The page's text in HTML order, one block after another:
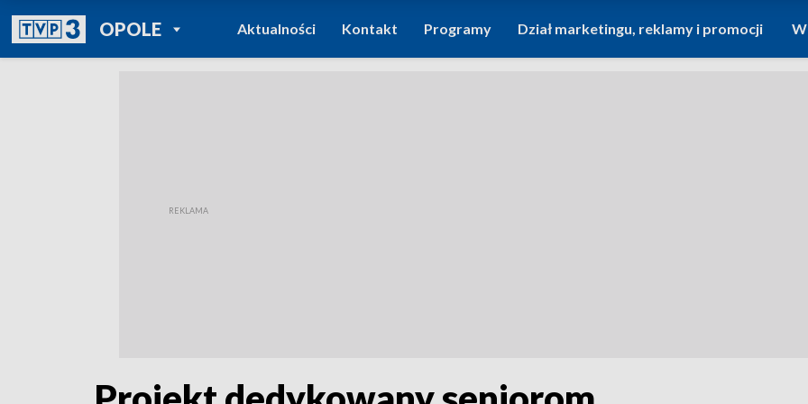
OPOLEPOWRÓT DO
TVP REGIONY
Aktualności Kontakt Programy Dział marketingu, reklamy i promocji